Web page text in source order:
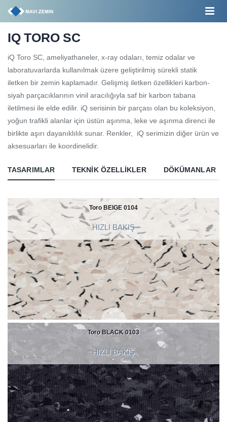
IQ TORO SC
iQ Toro SC, ameliyathaneler, x-ray odaları, temiz odalar ve
laboratuvarlarda kullanılmak üzere geliştirilmiş sürekli statik
iletken bir zemin kaplamadır. Gelişmiş iletken özellikleri karbon-
siyah parçacıklarının vinil aracılığıyla saf bir karbon tabana
iletilmesi ile elde edilir. iQ serisinin bir parçası olan bu koleksiyon,
yoğun trafikli alanlar için üstün aşınma, leke ve aşınma direnci ile
birlikte aşırı dayanıklılık sunar. Renkler, iQ serimizin diğer ürün ve
aksesuarları ile koordinelidir.
TASARIMLAR TEKNIK ÖZELLIKLER DÖKÜMANLAR
Toro BEIGE 0104
HIZLI BAKIŞ
Toro BLACK 0103
HIZLI BAKIŞ